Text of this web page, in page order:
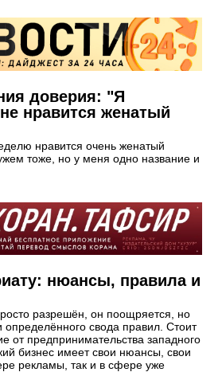
доверия: "Я
нравится женатый
нравится очень женатый
тоже, но у меня одно название и
нюансы, правила и
разрешён, он поощряется, но
свода правил. Стоит
от предпринимательства западного
бизнес имеет свои нюансы, свои
рекламы, так и в сфере уже